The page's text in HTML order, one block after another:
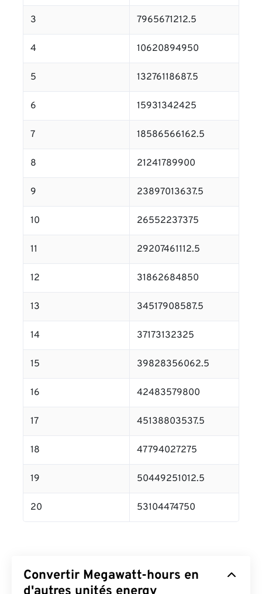
3 7965671212.5
4 10620894950
5 13276118687.5
6 15931342425
7 18586566162.5
8 21241789900
9 23897013637.5
10 26552237375
11 29207461112.5
12 31862684850
13 34517908587.5
14 37173132325
15 39828356062.5
16 42483579800
17 45138803537.5
18 47794027275
19 50449251012.5
20 53104474750
Convertir Megawatt-hours en